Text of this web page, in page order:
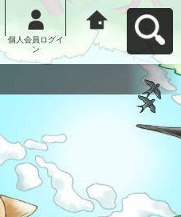
個人会員ログイ
ン
大府市民活動支
援サイト コラビ
アへ戻る